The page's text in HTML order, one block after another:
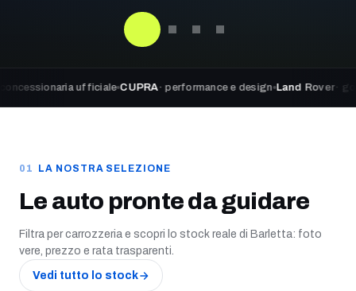
ufficiale CUPRA· performance e design Land Rover· go beyond
LA NOSTRA SELEZIONE
Le auto pronte da guidare
Filtra per carrozzeria e scopri lo stock reale di Barletta: foto
vere, prezzo e rata trasparenti.
Vedi tutto lo stock